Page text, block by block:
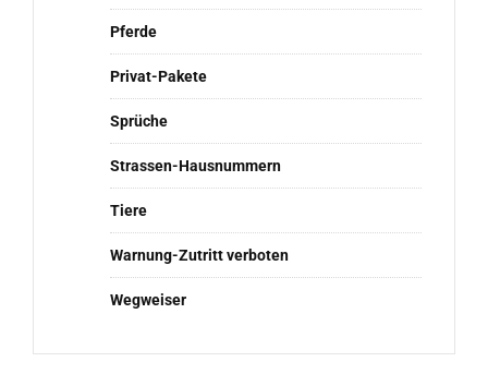
Pferde
Privat-Pakete
Sprüche
Strassen-Hausnummern
Tiere
Warnung-Zutritt verboten
Wegweiser